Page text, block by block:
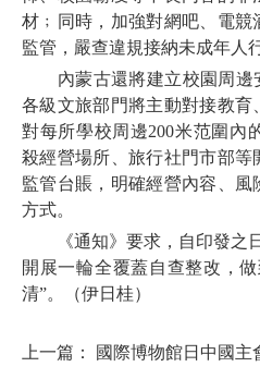
材﹔同時，加強對網吧、電競
監管，嚴查違規接納未成年人
內蒙古還將建立校園周邊安
各級文旅部門將主動對接教育
對每所學校周邊200米范圍內
殺經營場所、旅行社門市部
監管台賬，明確經營內容、
方式。
《通知》要求，自印發之
開展一輪全覆蓋自查整改，
清”。（伊日桂）
上一篇： 國際博物館日中國主